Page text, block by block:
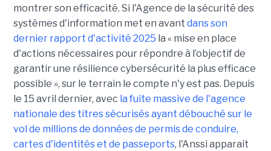
montrer son efficacité. Si l'Agence de la sécurité des
systèmes d'information met en avant dans son
dernier rapport d'activité 2025 la « mise en place
d'actions nécessaires pour répondre à l’objectif de
garantir une résilience cybersécurité la plus efficace
possible », sur le terrain le compte n'y est pas. Depuis
le 15 avril dernier, avec la fuite massive de l'agence
nationale des titres sécurisés ayant débouché sur le
vol de millions de données de permis de conduire,
cartes d'identités et de passeports, l'Anssi apparait